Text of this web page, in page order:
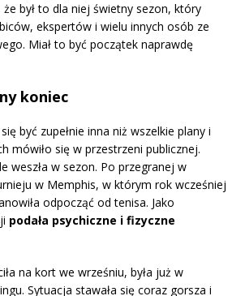
był to dla niej świetny sezon, który
ekspertów i wielu innych osób ze
Miał to być początek naprawdę
koniec
być zupełnie inna niż wszelkie plany i
mówiło się w przestrzeni publicznej.
weszła w sezon. Po przegranej w
w Memphis, w którym rok wcześniej
odpocząć od tenisa. Jako
podała psychiczne i fizyczne
na kort we wrześniu, była już w
Sytuacja stawała się coraz gorsza i